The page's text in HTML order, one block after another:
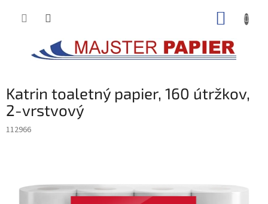
Katrin toaletný papier, 160 útržkov,
2-vrstvový
112966